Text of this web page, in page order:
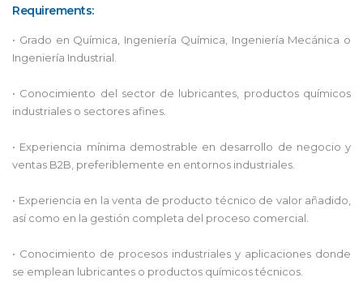
Requirements:
• Grado en Química, Ingeniería Química, Ingeniería Mecánica o
Ingeniería Industrial.
• Conocimiento del sector de lubricantes, productos químicos
industriales o sectores afines.
• Experiencia mínima demostrable en desarrollo de negocio y
ventas B2B, preferiblemente en entornos industriales.
• Experiencia en la venta de producto técnico de valor añadido,
así como en la gestión completa del proceso comercial.
• Conocimiento de procesos industriales y aplicaciones donde
se emplean lubricantes o productos químicos técnicos.